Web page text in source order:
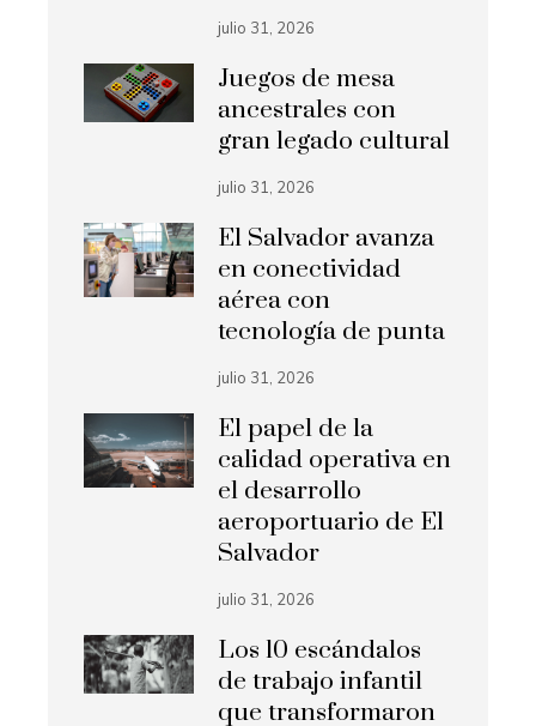
julio 31, 2026
Juegos de mesa
ancestrales con
gran legado cultural
julio 31, 2026
El Salvador avanza
en conectividad
aérea con
tecnología de punta
julio 31, 2026
El papel de la
calidad operativa en
el desarrollo
aeroportuario de El
Salvador
julio 31, 2026
Los 10 escándalos
de trabajo infantil
que transformaron